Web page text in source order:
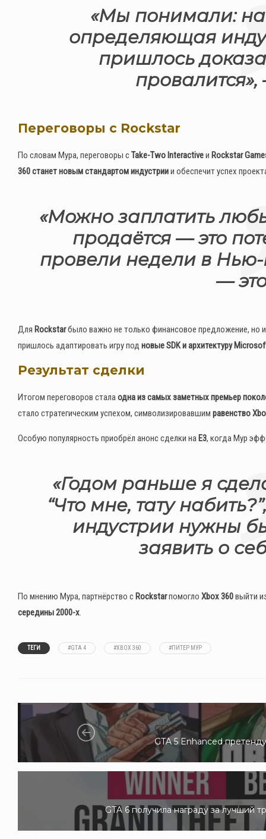
«Мы понимали:
определяющая
пришлось
Переговоры с Rockstar
По словам Мура, переговоры сTake-Two Interactiveи Rockstar
360 станет новым стандартом индустриии обеспечит успех
«Можно заплатить
продаётся — это
провели недели в Нью-
—
Для Rockstarбыло важно не только финансовое предложение, но
пришлось адаптировать игру под новые SDK и архитектуру
Результат сделки
Итогом переговоров сталаодна из самых заметных премьер
стало стратегическим успехом, символизировавшим равенство
Особую популярность приобрёл анонс сделки на E3, когда Мур
«Годом раньше я
“Что мне, тату
индустрии нужны
заявить о
По мнению Мура, партнёрство с Rockstarпомогло Xbox 360выйти
середины 2000-х.
ТЕГИ #GTA 4 #XBOX 360 #ПИТЕР МУР
GTA 5
GTA 5 Enhanced
GTA 6 получила награду за лучший